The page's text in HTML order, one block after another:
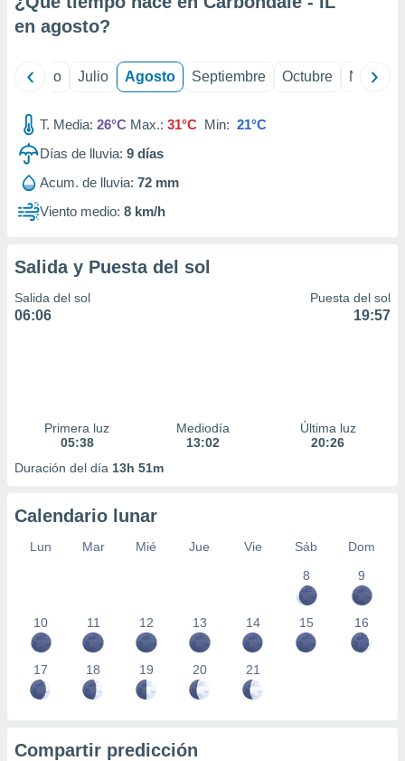
e
publicidad
publicidad
de
en agosto?
Junio Julio Agosto Septiembre Octubre
T. Media: 26°C Max.: 31°C Min: 21°C
Días de lluvia: 9 días
Acum. de lluvia: 72 mm
Viento medio: 8 km/h
Salida y Puesta del sol
Salida del sol
06:06
Puesta del sol
19:57
Primera luz
05:38
Mediodía
13:02
Última luz
20:26
Duración del día 13h 51m
Calendario lunar
Lun Mar Mié Jue Vie Sáb
Dom
8
9
10 11 12 13 14 15 16
17 18 19 20 21
Compartir predicción